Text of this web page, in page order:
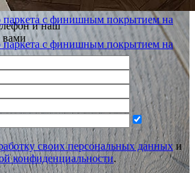
и наш
вами
своих персональных данныхи
конфиденциальности.